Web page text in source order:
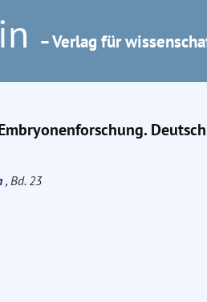
– Verlag für
, Bd. 23